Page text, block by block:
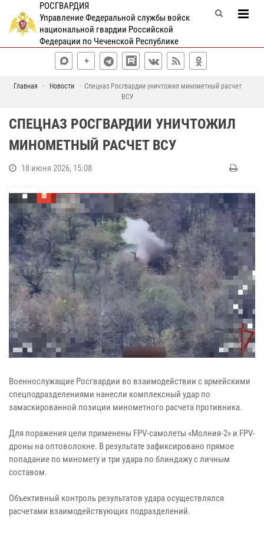
РОСГВАРДИЯ
Управление Федеральной службы войск
национальной гвардии Российской
Федерации по Чеченской Республике
Главная Новости
Спецназ Росгвардии уничтожил минометный расчет
ВСУ
СПЕЦНАЗ РОСГВАРДИИ УНИЧТОЖИЛ
МИНОМЕТНЫЙ РАСЧЕТ ВСУ
18 июня 2026, 15:08
Военнослужащие Росгвардии во взаимодействии с армейскими
спецподразделениями нанесли комплексный удар по
замаскированной позиции минометного расчета противника.
Для поражения цели применены FPV-самолеты «Молния-2» и FPV-
дроны на оптоволокне. В результате зафиксировано прямое
попадание по миномету и три удара по блиндажу с личным
составом.
Объективный контроль результатов удара осуществлялся
расчетами взаимодействующих подразделений.